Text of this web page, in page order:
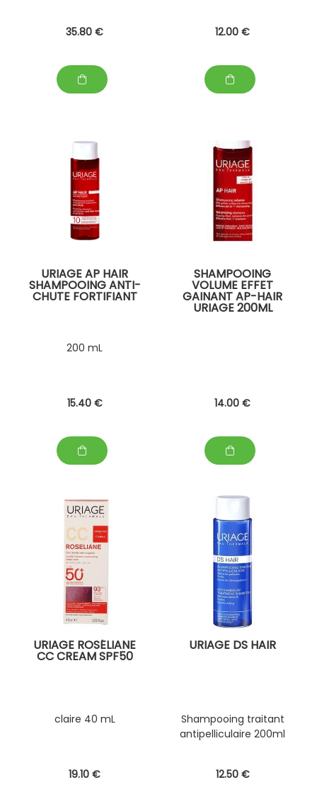
35.80 € 12.00 €
URIAGE AP HAIR
SHAMPOOING ANTI-
CHUTE FORTIFIANT
200 mL
15.40 €
SHAMPOOING
VOLUME EFFET
GAINANT AP-HAIR
URIAGE 200ML
14.00 €
URIAGE ROSÉLIANE
CC CREAM SPF50
claire 40 mL
19.10 €
URIAGE DS HAIR
Shampooing traitant
antipelliculaire 200ml
12.50 €